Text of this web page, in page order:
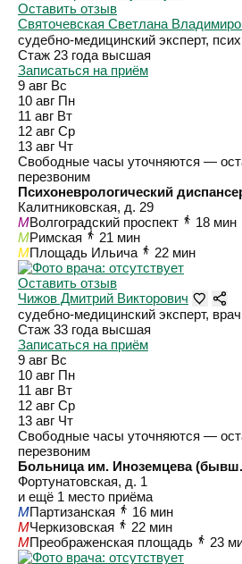
Оставить отзыв
Святочевская Светлана
судебно-медицинский эксперт,
Стаж 23 года высшая
Записаться на приём
9 авг Вс
10 авг Пн
11 авг Вт
12 авг Ср
13 авг Чт
Свободные часы уточняются —
перезвоним
Психоневрологический
Калитниковская, д. 29
MВолгоградский проспект
18 мин
MРимская
21 мин
MПлощадь Ильича
22 мин
Оставить отзыв
Чижов Дмитрий Викторович
судебно-медицинский эксперт,
Стаж 33 года высшая
Записаться на приём
9 авг Вс
10 авг Пн
11 авг Вт
12 авг Ср
13 авг Чт
Свободные часы уточняются —
перезвоним
Больница им. Иноземцева
Фортунатовская, д. 1
и ещё 1 место приёма
MПартизанская
16 мин
MЧеркизовская
22 мин
MПреображенская площадь
23